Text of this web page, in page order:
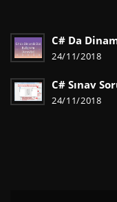
C# Da
24/11/2018
C# Sınav
24/11/2018